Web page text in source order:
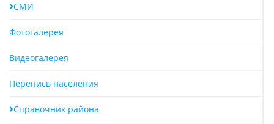
СМИ
Фотогалерея
Видеогалерея
Перепись населения
Справочник района